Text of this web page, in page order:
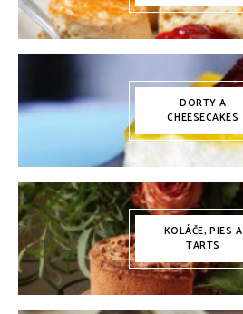
DORTY A
CHEESECAKES
KOLÁČE, PIES A
TARTS